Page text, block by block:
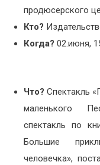
продюсерского
Кто?
Когда? 02.июня,
Что? Спектакль
маленького
спектакль по
Большие
человечка»,